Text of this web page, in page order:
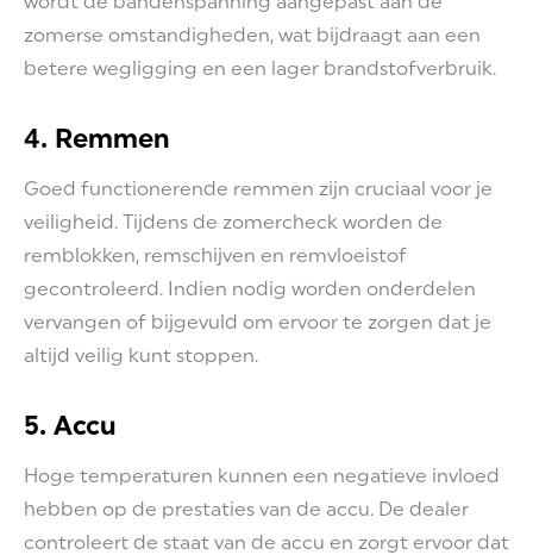
zomerse omstandigheden, wat bijdraagt aan een
betere wegligging en een lager brandstofverbruik.
4. Remmen
Goed functionerende remmen zijn cruciaal voor je
veiligheid. Tijdens de zomercheck worden de
remblokken, remschijven en remvloeistof
gecontroleerd. Indien nodig worden onderdelen
vervangen of bijgevuld om ervoor te zorgen dat je
altijd veilig kunt stoppen.
5. Accu
Hoge temperaturen kunnen een negatieve invloed
hebben op de prestaties van de accu. De dealer
controleert de staat van de accu en zorgt ervoor dat